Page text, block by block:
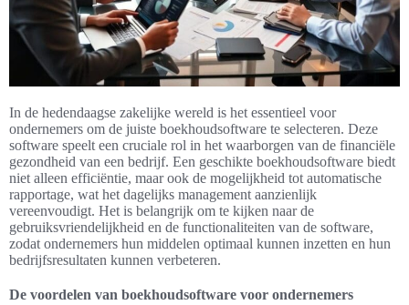
In de hedendaagse zakelijke wereld is het essentieel voor
ondernemers om de juiste boekhoudsoftware te selecteren. Deze
software speelt een cruciale rol in het waarborgen van de financiële
gezondheid van een bedrijf. Een geschikte boekhoudsoftware biedt
niet alleen efficiëntie, maar ook de mogelijkheid tot automatische
rapportage, wat het dagelijks management aanzienlijk
vereenvoudigt. Het is belangrijk om te kijken naar de
gebruiksvriendelijkheid en de functionaliteiten van de software,
zodat ondernemers hun middelen optimaal kunnen inzetten en hun
bedrijfsresultaten kunnen verbeteren.
De voordelen van boekhoudsoftware voor ondernemers